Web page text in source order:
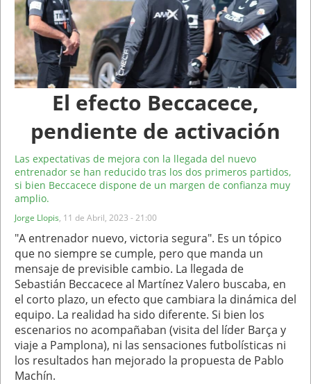
El efecto Beccacece,
pendiente de activación
Las expectativas de mejora con la llegada del nuevo
entrenador se han reducido tras los dos primeros partidos,
si bien Beccacece dispone de un margen de confianza muy
amplio.
Jorge Llopis, 11 de Abril, 2023 - 21:00
"A entrenador nuevo, victoria segura". Es un tópico
que no siempre se cumple, pero que manda un
mensaje de previsible cambio. La llegada de
Sebastián Beccacece al Martínez Valero buscaba, en
el corto plazo, un efecto que cambiara la dinámica del
equipo. La realidad ha sido diferente. Si bien los
escenarios no acompañaban (visita del líder Barça y
viaje a Pamplona), ni las sensaciones futbolísticas ni
los resultados han mejorado la propuesta de Pablo
Machín.